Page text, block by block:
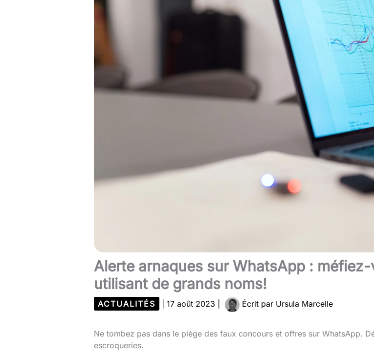
Alerte arnaques sur WhatsApp :
utilisant de grands noms!
ACTUALITÉS 17 août 2023 Écrit par Ursula Marcelle
Ne tombez pas dans le piège des faux concours et offres sur WhatsApp.
escroqueries.